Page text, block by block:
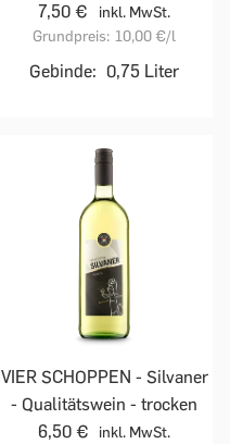
7,50 €
inkl. MwSt.
Grundpreis: 10,00 €/l
Gebinde: 0,75 Liter
VIER SCHOPPEN - Silvaner
- Qualitätswein - trocken
6,50 €
inkl. MwSt.